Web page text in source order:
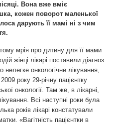
Вона вже вміє
кожен поворот маленької
дарують її мамі ні з чим
мрія про дитину для її мами
жінці лікарі поставили діагноз
онкологічне лікування,
року 29-річну пацієнтку
онкології. Там же, в лікарні,
Всі наступні роки була
років лікарі констатували
«Вагітність пацієнтки в